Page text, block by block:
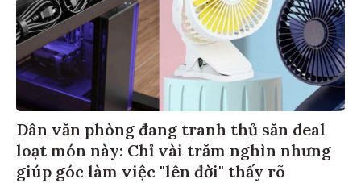
Dân văn phòng đang tranh thủ săn deal
loạt món này: Chỉ vài trăm nghìn nhưng
giúp góc làm việc "lên đời" thấy rõ